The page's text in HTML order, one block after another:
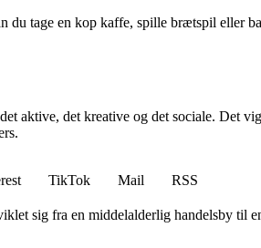
tage en kop kaffe, spille brætspil eller
aktive, det kreative og det sociale. Det
TikTok Mail
RSS
sig fra en middelalderlig handelsby til